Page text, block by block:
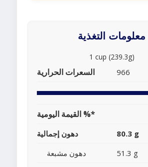
معلومات التغذية
1 cup (239.3g)
السعرات الحرارية 966
القيمة اليومية %*
دهون إجمالية 80.3 g
دهون مشبعة
51.3 g